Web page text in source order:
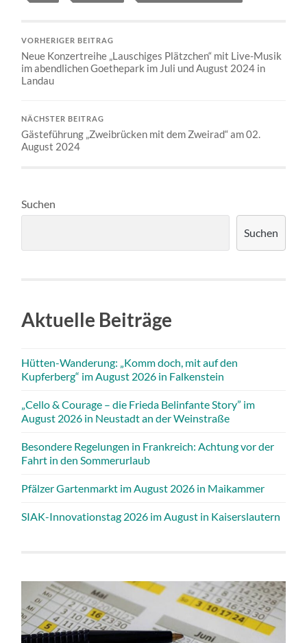
VORHERIGER BEITRAG
Neue Konzertreihe „Lauschiges Plätzchen“ mit Live-Musik
im abendlichen Goethepark im Juli und August 2024 in
Landau
NÄCHSTER BEITRAG
Gästeführung „Zweibrücken mit dem Zweirad“ am 02.
August 2024
Suchen
Suchen
Aktuelle Beiträge
Hütten-Wanderung: „Komm doch, mit auf den
Kupferberg“ im August 2026 in Falkenstein
„Cello & Courage – die Frieda Belinfante Story” im
August 2026 in Neustadt an der Weinstraße
Besondere Regelungen in Frankreich: Achtung vor der
Fahrt in den Sommerurlaub
Pfälzer Gartenmarkt im August 2026 in Maikammer
SIAK-Innovationstag 2026 im August in Kaiserslautern